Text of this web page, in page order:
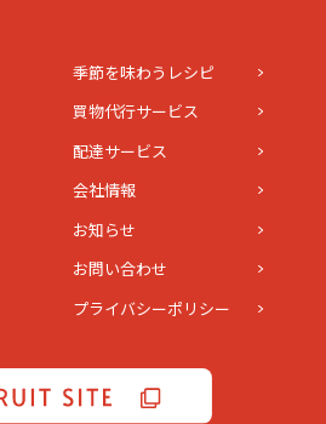
季節を味わうレシピ
買物代行サービス
配達サービス
会社情報
お知らせ
お問い合わせ
プライバシーポリシー